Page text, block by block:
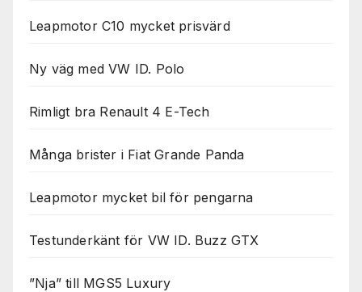
Leapmotor C10 mycket prisvärd
Ny väg med VW ID. Polo
Rimligt bra Renault 4 E-Tech
Många brister i Fiat Grande Panda
Leapmotor mycket bil för pengarna
Testunderkänt för VW ID. Buzz GTX
”Nja” till MGS5 Luxury